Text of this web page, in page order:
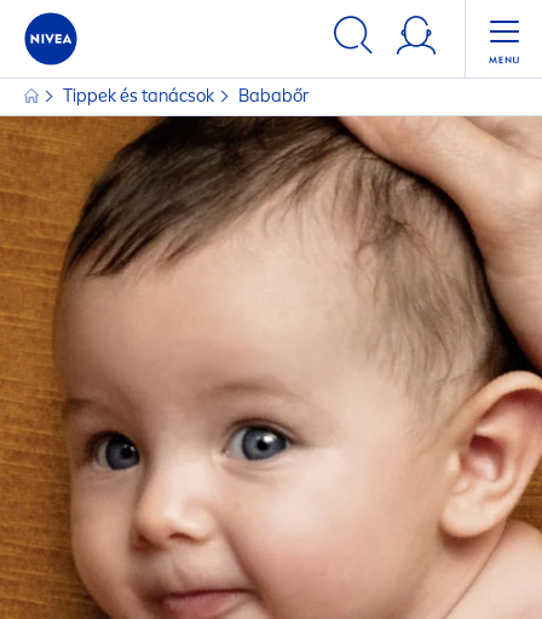
Tippek és tanácsok Bababőr
SZŰRŐK
FŐ KATEGÓRIA
Baba/gyermek
Baba/gyermek
BŐRTÍPUS
Érzékeny bőrre
Minden bőrtípusra